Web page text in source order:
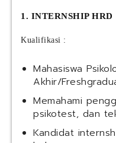
1. INTERNSHIP HRD
Kualifikasi :
Mahasiswa
Akhir/
Memahami
psikotest, dan
Kandidat